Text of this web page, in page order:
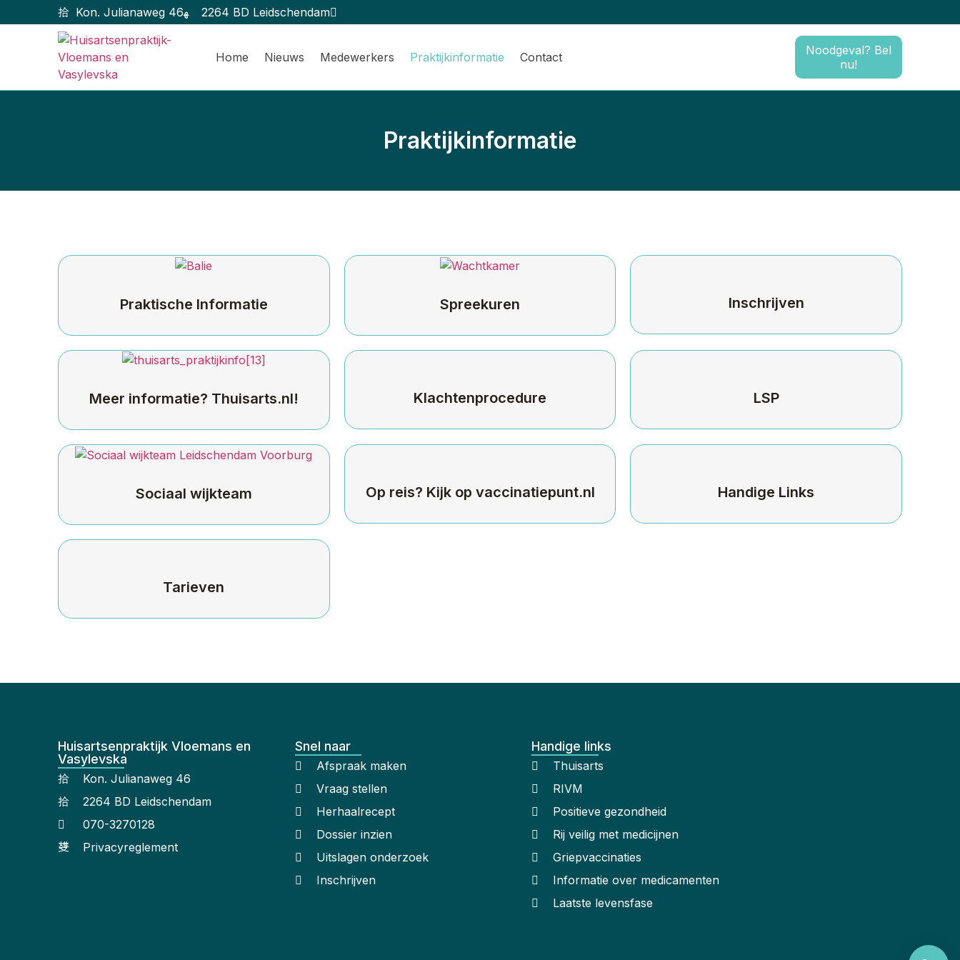
Kon. Julianaweg 46 2264 BD Leidschendam
Home Nieuws Medewerkers Praktijkinformatie Contact
Noodgeval? Bel
nu!
Praktijkinformatie
Praktische Informatie Spreekuren Inschrijven
Meer informatie? Thuisarts.nl! Klachtenprocedure LSP
Sociaal wijkteam Op reis? Kijk op vaccinatiepunt.nl Handige Links
Tarieven
Huisartsenpraktijk Vloemans en
Vasylevska
Kon. Julianaweg 46
2264 BD Leidschendam
070-3270128
Privacyreglement
Snel naar
Afspraak maken
Vraag stellen
Herhaalrecept
Dossier inzien
Uitslagen onderzoek
Inschrijven
Handige links
Thuisarts
RIVM
Positieve gezondheid
Rij veilig met medicijnen
Griepvaccinaties
Informatie over medicamenten
Laatste levensfase